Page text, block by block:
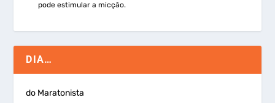
pode estimular a micção.
DIA…
do Maratonista